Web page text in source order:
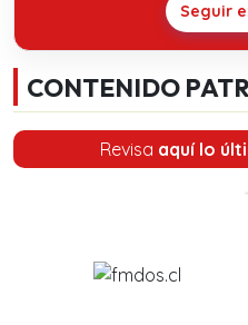
Seguir
CONTENIDO
Revisa aquí lo